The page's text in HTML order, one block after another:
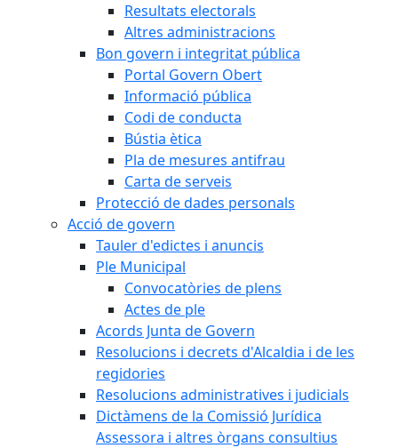
Resultats electorals
Altres administracions
Bon govern i integritat pública
Portal Govern Obert
Informació pública
Codi de conducta
Bústia ètica
Pla de mesures antifrau
Carta de serveis
Protecció de dades personals
Acció de govern
Tauler d'edictes i anuncis
Ple Municipal
Convocatòries de plens
Actes de ple
Acords Junta de Govern
Resolucions i decrets d'Alcaldia i de les
regidories
Resolucions administratives i judicials
Dictàmens de la Comissió Jurídica
Assessora i altres òrgans consultius